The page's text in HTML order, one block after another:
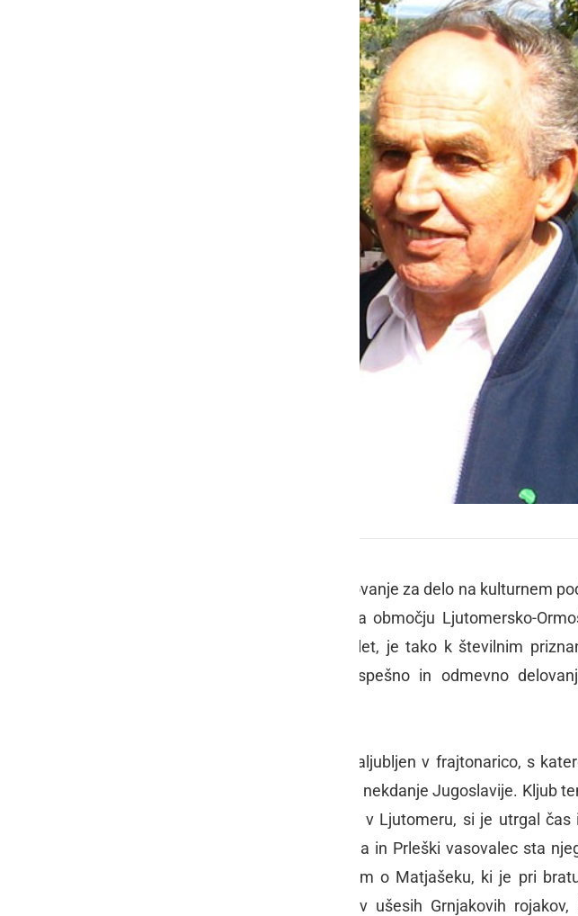
Miklošičevo nagrado, najvišje odlikovanje za delo na kulturnem
iz vasice Slamnjak na območju Ljutomersko-
Grnjak je namreč lani dopolnil 80 let, je tako k številnim
zahvalo ljutomerske občine za uspešno in odmevno
Grnjak je od svoje rane mladosti zaljubljen v frajtonarico, s
slovenskih krajih ter tudi po državah nekdanje Jugoslavije. Kljub
takratnega Kmetijskega kombinata v Ljutomeru, si je utrgal
frajtonarice. Matjašek je gujdeka kla in Prleški vasovalec sta
mlajše generacije. Predvsem pesem o Matjašeku, ki je pri
številne šaljive prigode, je ostala v ušesih Grnjakovih